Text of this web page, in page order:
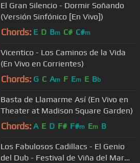
El Gran Silencio - Dormir Soñando
(Versión Sinfónico [En Vivo])
Chords: E D Bm C# C#m
Vicentico - Los Caminos de la Vida
(En Vivo en Corrientes)
Chords: G C Am F Em E Bb
Basta de Llamarme Así (En Vivo en
Theater at Madison Square Garden)
Chords: A E D F# F#m Em B
Los Fabulosos Cadillacs - El Genio
del Dub - Festival de Viña del Mar